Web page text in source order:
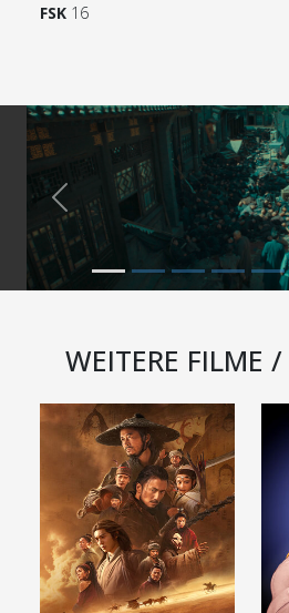
FSK 16
Previous
WEITERE FILME /